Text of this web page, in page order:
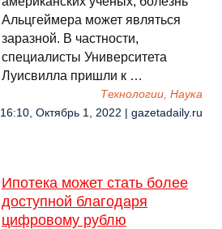
Альцгеймера может являться
заразной. В частности,
специалисты Университета
Луисвилла пришли к …
Технологии, Наука
16:10, Октябрь 1, 2022 | gazetadaily.ru
Ипотека может стать более
доступной благодаря
цифровому рублю